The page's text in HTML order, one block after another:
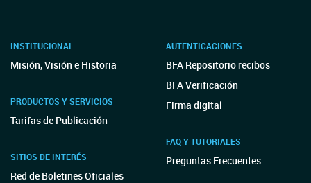
INSTITUCIONAL
Misión, Visión e Historia
PRODUCTOS Y SERVICIOS
Tarifas de Publicación
SITIOS DE INTERÉS
Red de Boletines Oficiales
AUTENTICACIONES
BFA Repositorio recibos
BFA Verificación
Firma digital
FAQ Y TUTORIALES
Preguntas Frecuentes